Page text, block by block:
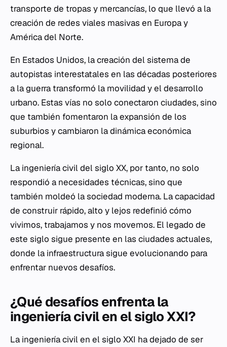
transporte de tropas y mercancías, lo que llevó a la
creación de redes viales masivas en Europa y
América del Norte.
En Estados Unidos, la creación del sistema de
autopistas interestatales en las décadas posteriores
a la guerra transformó la movilidad y el desarrollo
urbano. Estas vías no solo conectaron ciudades, sino
que también fomentaron la expansión de los
suburbios y cambiaron la dinámica económica
regional.
La ingeniería civil del siglo XX, por tanto, no solo
respondió a necesidades técnicas, sino que
también moldeó la sociedad moderna. La capacidad
de construir rápido, alto y lejos redefinió cómo
vivimos, trabajamos y nos movemos. El legado de
este siglo sigue presente en las ciudades actuales,
donde la infraestructura sigue evolucionando para
enfrentar nuevos desafíos.
¿Qué desafíos enfrenta la
ingeniería civil en el siglo XXI?
La ingeniería civil en el siglo XXI ha dejado de ser